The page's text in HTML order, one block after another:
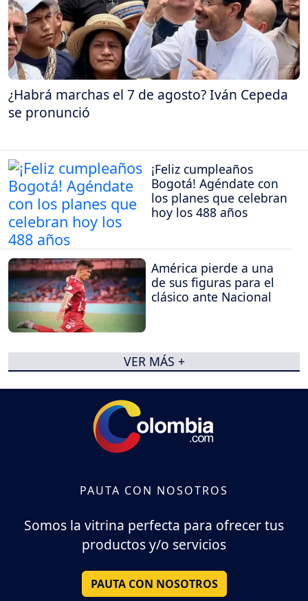
¿Habrá marchas el 7 de agosto? Iván Cepeda
se pronunció
¡Feliz cumpleaños
Bogotá! Agéndate con
los planes que celebran
hoy los 488 años
América pierde a una
de sus figuras para el
clásico ante Nacional
VER MÁS +
PAUTA CON NOSOTROS
Somos la vitrina perfecta para ofrecer tus
productos y/o servicios
PAUTA CON NOSOTROS